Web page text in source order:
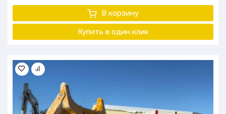
В корзину
Купить в один клик